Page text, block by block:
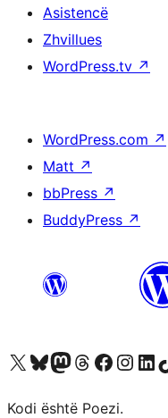
Asistencë
Zhvillues
WordPress.tv ↗
WordPress.com ↗
Matt ↗
bbPress ↗
BuddyPress ↗
Vizitoni llogarinë tonë X (ish Twitter)
Vizitoni llogarinë tonë Bluesky
Vizitoni llogarinë tonë Mastodon
Vizitoni llogarinë tonë Threads
Vizitoni faqen tonë në
VizitoniVizitoni
Kodi është Poezi.